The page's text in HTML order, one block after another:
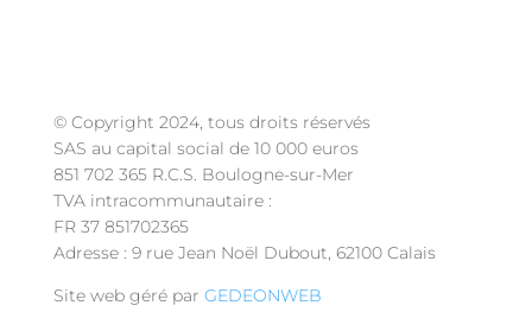
© Copyright 2024, tous droits réservés
SAS au capital social de 10 000 euros
851 702 365 R.C.S. Boulogne-sur-Mer
TVA intracommunautaire :
FR 37 851702365
Adresse : 9 rue Jean Noël Dubout, 62100 Calais
Site web géré par GEDEONWEB